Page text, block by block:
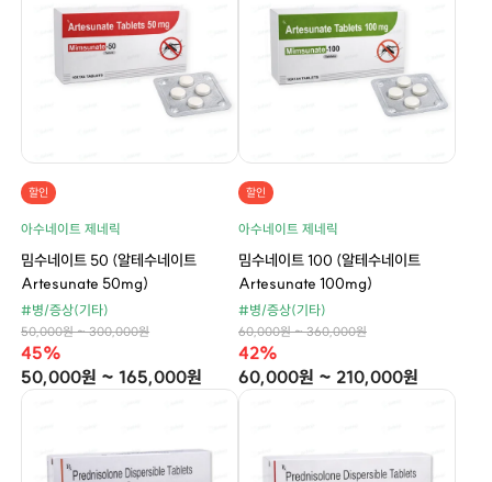
할인
아수네이트 제네릭
밈수네이트 50 (알테수네이트
Artesunate 50mg)
#병/증상(기타)
50,000원 ~ 300,000원
45%
50,000원 ~ 165,000원
할인
아수네이트 제네릭
밈수네이트 100 (알테수네이트
Artesunate 100mg)
#병/증상(기타)
60,000원 ~ 360,000원
42%
60,000원 ~ 210,000원